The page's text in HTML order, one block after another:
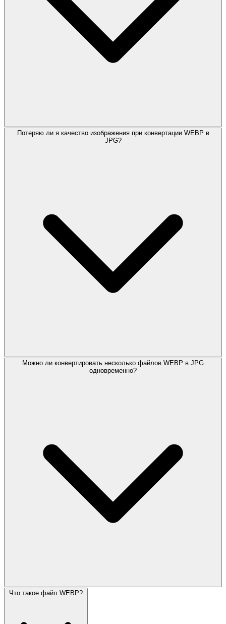
Потеряю ли я качество изображения при конвертации WEBP в
JPG?
Можно ли конвертировать несколько файлов WEBP в JPG
одновременно?
Что такое файл WEBP?